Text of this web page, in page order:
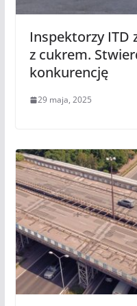
Inspektorzy ITD
z cukrem.
konkurencję
29 maja, 2025